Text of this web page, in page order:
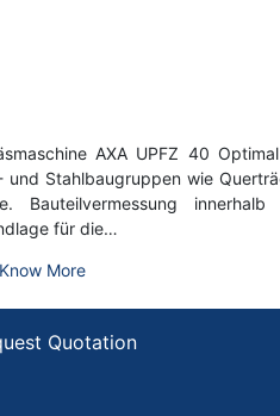
AXA UPFZ 40
Stahlbaugruppen wie
Bauteilvermessung innerhalb
für die…
Know More
Quotation